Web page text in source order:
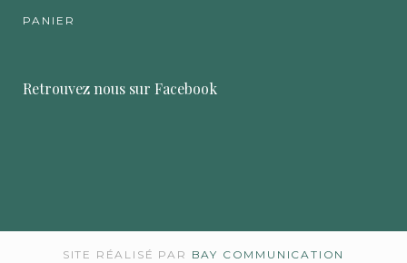
PANIER
Retrouvez nous sur Facebook
SITE RÉALISÉ PAR BAY COMMUNICATION